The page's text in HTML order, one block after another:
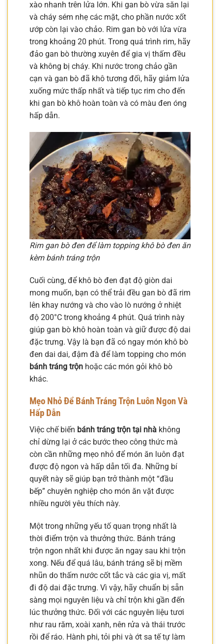
xào nhanh trên lửa lớn. Khi gan bò vừa săn lại
và cháy sém nhẹ các mặt, cho phần nước xốt
ướp còn lại vào chảo. Rim gan bò với lửa vừa
trong khoảng 20 phút. Trong quá trình rim, hãy
đảo gan bò thường xuyên để gia vị thấm đều
và không bị cháy. Khi nước trong chảo gần
cạn và gan bò đã khô tương đối, hãy giảm lửa
xuống mức thấp nhất và tiếp tục rim cho đến
khi gan bò khô hoàn toàn và có màu đen óng
hấp dẫn.
Rim gan bò đen để làm topping khô bò đen ăn
kèm bánh tráng trộn
Cuối cùng, để khô bò đen đạt độ giòn dai
mong muốn, bạn có thể trải đều gan bò đã rim
lên khay nướng và cho vào lò nướng ở nhiệt
độ 200°C trong khoảng 4 phút. Quá trình này
giúp gan bò khô hoàn toàn và giữ được độ dai
đặc trưng. Vậy là bạn đã có ngay món khô bò
đen dai dai, đậm đà để làm topping cho món
bánh tráng trộn hoặc các món gỏi khô bò
khác.
Mẹo Nhỏ Để Bánh Tráng Trộn Luôn Ngon Và
Hấp Dẫn
Việc chế biến bánh tráng trộn tại nhà không
chỉ dừng lại ở các bước theo công thức mà
còn cần những mẹo nhỏ để món ăn luôn đạt
được độ ngon và hấp dẫn tối đa. Những bí
quyết này sẽ giúp bạn trở thành một “đầu
bếp” chuyên nghiệp cho món ăn vặt được
nhiều người yêu thích này.
Một trong những yếu tố quan trọng nhất là
thời điểm trộn và thưởng thức. Bánh tráng
trộn ngon nhất khi được ăn ngay sau khi trộn
xong. Nếu để quá lâu, bánh tráng sẽ bị mềm
nhũn do thấm nước cốt tắc và các gia vị, mất
đi độ dai đặc trưng. Vì vậy, hãy chuẩn bị sẵn
sàng mọi nguyên liệu và chỉ trộn khi gần đến
lúc thưởng thức. Đối với các nguyên liệu tươi
như rau răm, xoài xanh, nên rửa và thái trước
rồi để ráo. Hành phi, tỏi phi và ớt sa tế tự làm